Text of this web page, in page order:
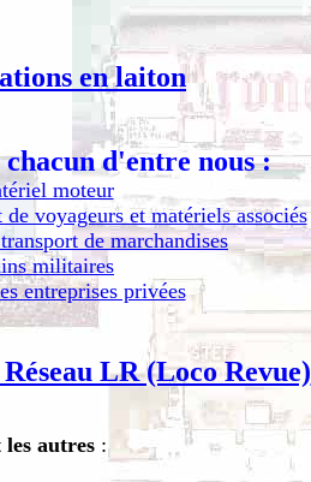
en laiton
chacun d'entre nous :
moteur
voyageurs et matériels associés
de marchandises
militaires
entreprises privées
LR (Loco Revue)
les autres :